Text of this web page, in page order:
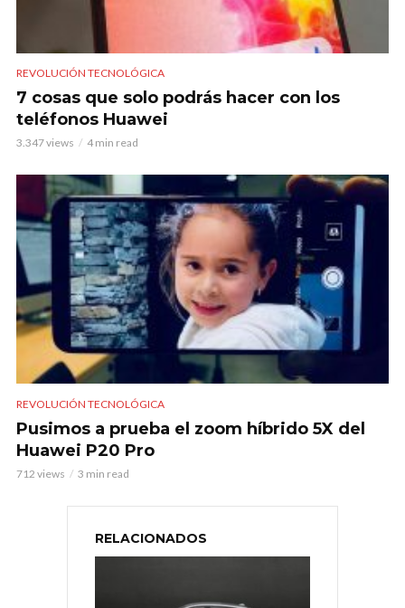
REVOLUCIÓN TECNOLÓGICA
7 cosas que solo podrás hacer con los
teléfonos Huawei
3.347 views 4 min read
REVOLUCIÓN TECNOLÓGICA
Pusimos a prueba el zoom híbrido 5X del
Huawei P20 Pro
712 views 3 min read
RELACIONADOS